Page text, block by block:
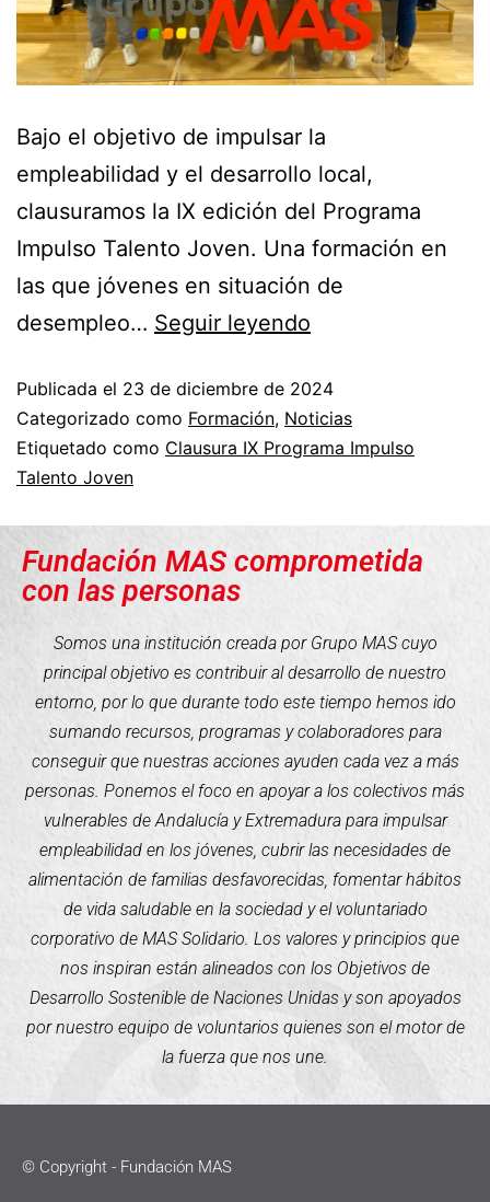
Bajo el objetivo de impulsar la
empleabilidad y el desarrollo local,
clausuramos la IX edición del Programa
Impulso Talento Joven. Una formación en
las que jóvenes en situación de
desempleo… Seguir leyendo
Publicada el 23 de diciembre de 2024
Categorizado como Formación, Noticias
Etiquetado como Clausura IX Programa Impulso
Talento Joven
Fundación MAS comprometida
con las personas
Somos una institución creada por Grupo MAS cuyo
principal objetivo es contribuir al desarrollo de nuestro
entorno, por lo que durante todo este tiempo hemos ido
sumando recursos, programas y colaboradores para
conseguir que nuestras acciones ayuden cada vez a más
personas. Ponemos el foco en apoyar a los colectivos más
vulnerables de Andalucía y Extremadura para impulsar
empleabilidad en los jóvenes, cubrir las necesidades de
alimentación de familias desfavorecidas, fomentar hábitos
de vida saludable en la sociedad y el voluntariado
corporativo de MAS Solidario. Los valores y principios que
nos inspiran están alineados con los Objetivos de
Desarrollo Sostenible de Naciones Unidas y son apoyados
por nuestro equipo de voluntarios quienes son el motor de
la fuerza que nos une.
© Copyright - Fundación MAS